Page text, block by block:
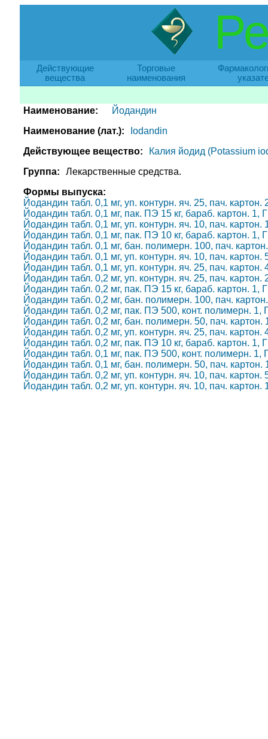
Действующие
вещества
Торговые
наименования
Наименование:
Йодандин
Наименование (лат.):
Iodandin
Действующее вещество:
Калия йодид (Potassium
Группа:
Лекарственные средства.
Формы выпуска:
Йодандин табл. 0,1 мг, уп. контурн. яч. 25, пач.
Йодандин табл. 0,1 мг, пак. ПЭ 15 кг, бараб. картон.
Йодандин табл. 0,1 мг, уп. контурн. яч. 10, пач.
Йодандин табл. 0,1 мг, пак. ПЭ 10 кг, бараб. картон.
Йодандин табл. 0,1 мг, бан. полимерн. 100, пач.
Йодандин табл. 0,1 мг, уп. контурн. яч. 10, пач.
Йодандин табл. 0,1 мг, уп. контурн. яч. 25, пач.
Йодандин табл. 0,2 мг, уп. контурн. яч. 25, пач.
Йодандин табл. 0,2 мг, пак. ПЭ 15 кг, бараб. картон.
Йодандин табл. 0,2 мг, бан. полимерн. 100, пач.
Йодандин табл. 0,2 мг, пак. ПЭ 500, конт. полимерн.
Йодандин табл. 0,2 мг, бан. полимерн. 50, пач.
Йодандин табл. 0,2 мг, уп. контурн. яч. 25, пач.
Йодандин табл. 0,2 мг, пак. ПЭ 10 кг, бараб. картон.
Йодандин табл. 0,1 мг, пак. ПЭ 500, конт. полимерн.
Йодандин табл. 0,1 мг, бан. полимерн. 50, пач.
Йодандин табл. 0,2 мг, уп. контурн. яч. 10, пач.
Йодандин табл. 0,2 мг, уп. контурн. яч. 10, пач.